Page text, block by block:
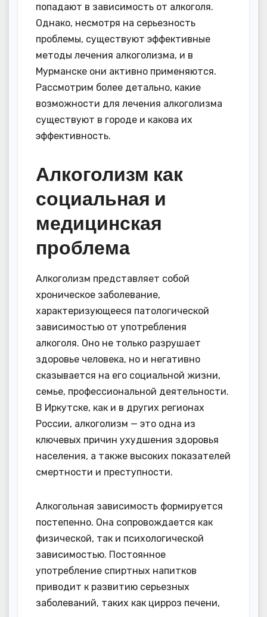
попадают в зависимость от алкоголя.
Однако, несмотря на серьезность
проблемы, существуют эффективные
методы лечения алкоголизма, и в
Мурманске они активно применяются.
Рассмотрим более детально, какие
возможности для лечения алкоголизма
существуют в городе и какова их
эффективность.
Алкоголизм как
социальная и
медицинская
проблема
Алкоголизм представляет собой
хроническое заболевание,
характеризующееся патологической
зависимостью от употребления
алкоголя. Оно не только разрушает
здоровье человека, но и негативно
сказывается на его социальной жизни,
семье, профессиональной деятельности.
В Иркутске, как и в других регионах
России, алкоголизм — это одна из
ключевых причин ухудшения здоровья
населения, а также высоких показателей
смертности и преступности.
Алкогольная зависимость формируется
постепенно. Она сопровождается как
физической, так и психологической
зависимостью. Постоянное
употребление спиртных напитков
приводит к развитию серьезных
заболеваний, таких как цирроз печени,